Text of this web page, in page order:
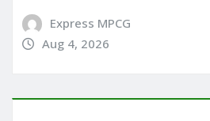
Express MPCG
Aug 4, 2026